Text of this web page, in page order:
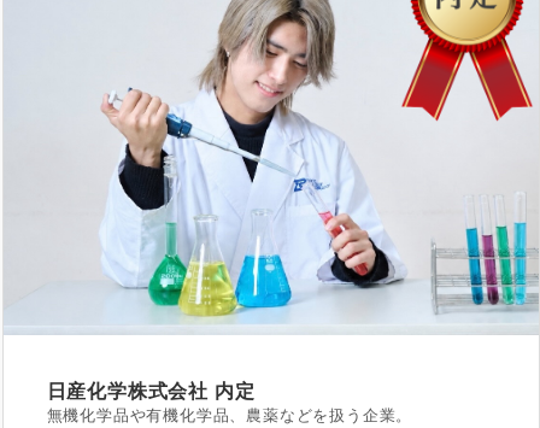
日産化学株式会社 内定
無機化学品や有機化学品、農薬などを扱う企業。